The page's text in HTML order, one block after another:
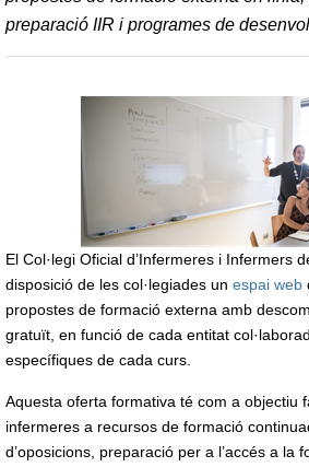
preparació IIR i programes de
El Col·legi Oficial d’Infermeres i Infermers
disposició de les col·legiades un espai web
propostes de formació externa amb
gratuït, en funció de cada entitat
específiques de cada curs.
Aquesta oferta formativa té com a objectiu
infermeres a recursos de formació
d’oposicions, preparació per a l’accés a la